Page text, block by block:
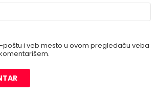
poštu i veb mesto u ovom pregledaču veba